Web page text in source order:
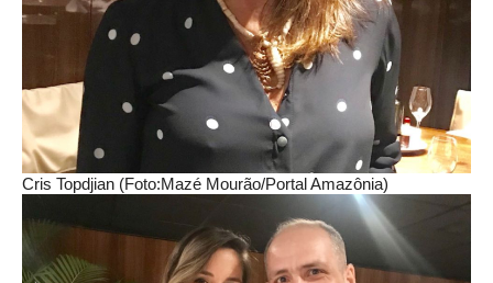
Cris Topdjian (Foto:Mazé Mourão/Portal Amazônia)